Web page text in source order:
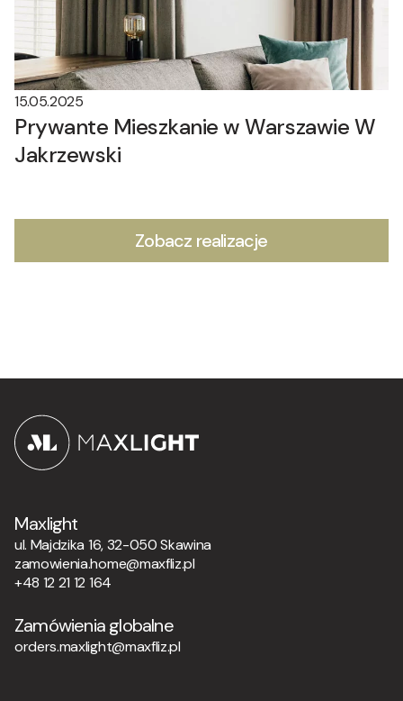
15.05.2025
Prywante Mieszkanie w Warszawie W
Jakrzewski
Zobacz realizacje
Maxlight
ul. Majdzika 16, 32-050 Skawina
zamowienia.home@maxfliz.pl
+48 12 21 12 164
Zamówienia globalne
orders.maxlight@maxfliz.pl